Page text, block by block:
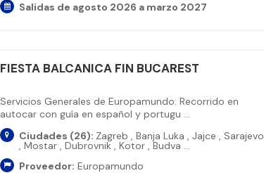
Salidas de agosto 2026 a marzo 2027
FIESTA BALCANICA FIN BUCAREST
Servicios Generales de Europamundo: Recorrido en
autocar con guía en español y portugu ...
Ciudades (26): Zagreb , Banja Luka , Jajce , Sarajevo
, Mostar , Dubrovnik, Kotor , Budva ...
Proveedor: Europamundo